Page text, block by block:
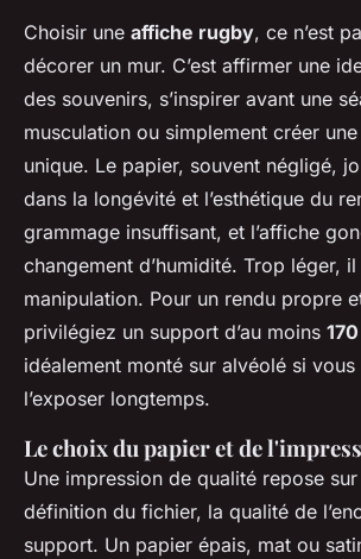
Choisir une affiche rugby, ce n’est
décorer un mur. C’est affirmer une
des souvenirs, s’inspirer avant une
musculation ou simplement créer
unique. Le papier, souvent négligé,
dans la longévité et l’esthétique du
grammage insuffisant, et l’affiche
changement d’humidité. Trop léger,
manipulation. Pour un rendu propre
privilégiez un support d’au moins
idéalement monté sur alvéolé si
l’exposer longtemps.
Le choix du papier et de
Une impression de qualité repose
définition du fichier, la qualité de
support. Un papier épais, mat ou